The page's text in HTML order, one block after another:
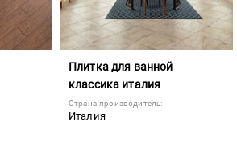
Плитка для ванной
классика италия
Страна-производитель:
Италия